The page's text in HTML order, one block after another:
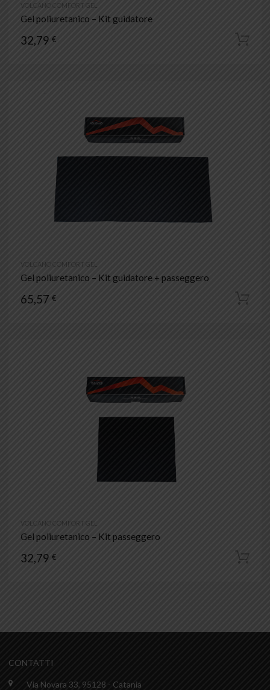
VOLCANO COMFORT GEL
Gel poliuretanico – Kit guidatore
32,79 €
VOLCANO COMFORT GEL
Gel poliuretanico – Kit guidatore + passeggero
65,57 €
VOLCANO COMFORT GEL
Gel poliuretanico – Kit passeggero
32,79 €
CONTATTI
Via Novara 33, 95128 - Catania